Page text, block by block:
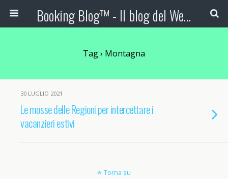
Booking Blog™ - Il blog del Web Marketing Turistico
Tag › Montagna
30 LUGLIO 2021
Le mosse delle Regioni per intercettare i
vacanzieri estivi
Torna su